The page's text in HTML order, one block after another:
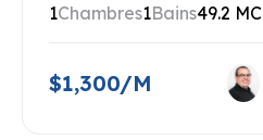
1Chambres1Bains49.2 MC
$1,300/M